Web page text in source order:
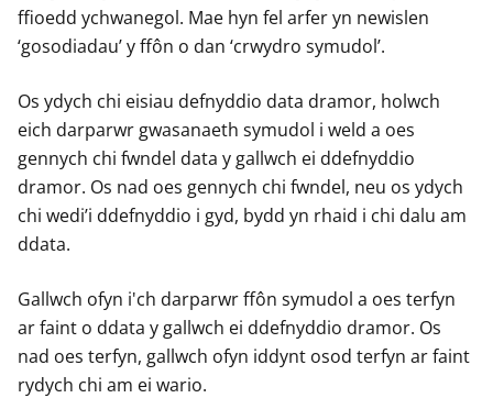
ffioedd ychwanegol. Mae hyn fel arfer yn newislen
‘gosodiadau’ y ffôn o dan ‘crwydro symudol’.
Os ydych chi eisiau defnyddio data dramor, holwch
eich darparwr gwasanaeth symudol i weld a oes
gennych chi fwndel data y gallwch ei ddefnyddio
dramor. Os nad oes gennych chi fwndel, neu os ydych
chi wedi’i ddefnyddio i gyd, bydd yn rhaid i chi dalu am
ddata.
Gallwch ofyn i'ch darparwr ffôn symudol a oes terfyn
ar faint o ddata y gallwch ei ddefnyddio dramor. Os
nad oes terfyn, gallwch ofyn iddynt osod terfyn ar faint
rydych chi am ei wario.